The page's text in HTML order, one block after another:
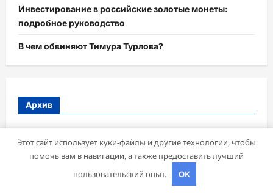
Инвестирование в российские золотые монеты:
подробное руководство
В чем обвиняют Тимура Турлова?
Архив
Апрель 2026
Этот сайт использует куки-файлы и другие технологии, чтобы
помочь вам в навигации, а также предоставить лучший
пользовательский опыт.
OK